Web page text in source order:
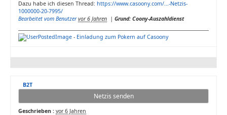
Dazu habe ich diesen Thread: https://www.casoony.com/...-Netzis-
1000000-20-7995/
Bearbeitet vom Benutzer vor 6 Jahren | Grund: Coony-Auszahldienst
- Einladung zum Pokern auf Casoony
B2T
Netzis senden
Geschrieben : vor 6 Jahren